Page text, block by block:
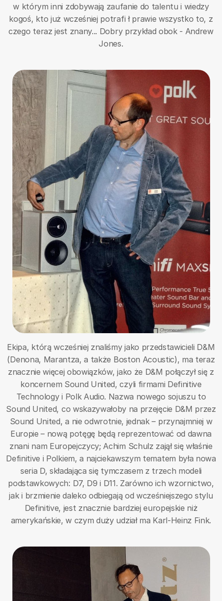
w którym inni zdobywają zaufanie do talentu i wiedzy
kogoś, kto już wcześniej potrafi ł prawie wszystko to, z
czego teraz jest znany... Dobry przykład obok - Andrew
Jones.
Ekipa, którą wcześniej znaliśmy jako przedstawicieli D&M
(Denona, Marantza, a także Boston Acoustic), ma teraz
znacznie więcej obowiązków, jako że D&M połączył się z
koncernem Sound United, czyli firmami Definitive
Technology i Polk Audio. Nazwa nowego sojuszu to
Sound United, co wskazywałoby na przejęcie D&M przez
Sound United, a nie odwrotnie, jednak – przynajmniej w
Europie – nową potęgę będą reprezentować od dawna
znani nam Europejczycy; Achim Schulz zajął się właśnie
Definitive i Polkiem, a najciekawszym tematem była nowa
seria D, składająca się tymczasem z trzech modeli
podstawkowych: D7, D9 i D11. Zarówno ich wzornictwo,
jak i brzmienie daleko odbiegają od wcześniejszego stylu
Definitive, jest znacznie bardziej europejskie niż
amerykańskie, w czym duży udział ma Karl-Heinz Fink.